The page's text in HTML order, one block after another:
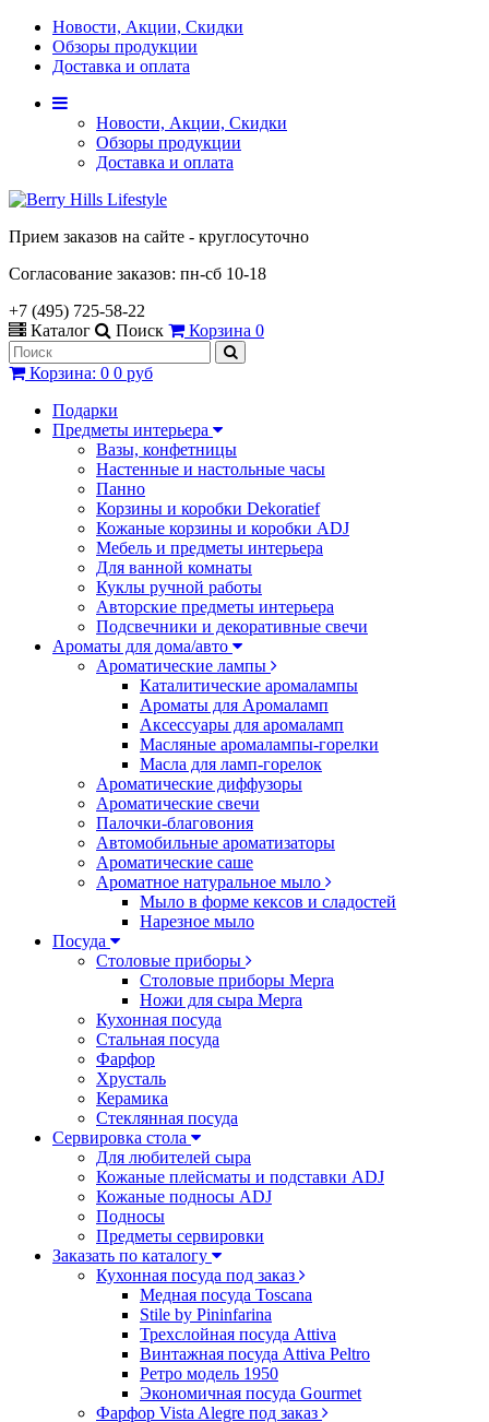
Новости, Акции, Скидки
Обзоры продукции
Доставка и оплата
Новости, Акции, Скидки
Обзоры продукции
Доставка и оплата
Прием заказов на сайте - круглосуточно
Согласование заказов: пн-сб 10-18
+7 (495) 725-58-22
Каталог
Поиск Корзина 0
Корзина: 0 0 руб
Подарки
Предметы интерьера
Вазы, конфетницы
Настенные и настольные часы
Панно
Корзины и коробки Dekoratief
Кожаные корзины и коробки ADJ
Мебель и предметы интерьера
Для ванной комнаты
Куклы ручной работы
Авторские предметы интерьера
Подсвечники и декоративные свечи
Ароматы для дома/авто
Ароматические лампы
Каталитические аромалампы
Ароматы для Аромаламп
Аксессуары для аромаламп
Масляные аромалампы-горелки
Масла для ламп-горелок
Ароматические диффузоры
Ароматические свечи
Палочки-благовония
Автомобильные ароматизаторы
Ароматические саше
Ароматное натуральное мыло
Мыло в форме кексов и сладостей
Нарезное мыло
Посуда
Столовые приборы
Столовые приборы Mepra
Ножи для сыра Mepra
Кухонная посуда
Стальная посуда
Фарфор
Хрусталь
Керамика
Стеклянная посуда
Сервировка стола
Для любителей сыра
Кожаные плейсматы и подставки ADJ
Кожаные подносы ADJ
Подносы
Предметы сервировки
Заказать по каталогу
Кухонная посуда под заказ
Медная посуда Toscana
Stile by Pininfarina
Трехслойная посуда Attiva
Винтажная посуда Attiva Peltro
Ретро модель 1950
Экономичная посуда Gourmet
Фарфор Vista Alegre под заказ